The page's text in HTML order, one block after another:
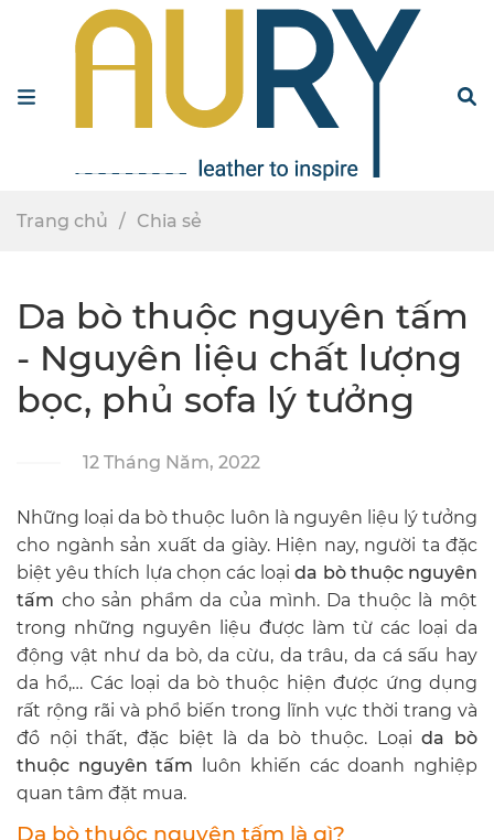
Trang chủ Chia sẻ
Da bò thuộc nguyên tấm
- Nguyên liệu chất lượng
bọc, phủ sofa lý tưởng
12 Tháng Năm, 2022
Những loại da bò thuộc luôn là nguyên liệu lý tưởng
cho ngành sản xuất da giày. Hiện nay, người ta đặc
biệt yêu thích lựa chọn các loạida bò thuộc nguyên
tấm cho sản phẩm da của mình. Da thuộc là một
trong những nguyên liệu được làm từ các loại da
động vật như da bò, da cừu, da trâu, da cá sấu hay
da hổ,… Các loại da bò thuộc hiện được ứng dụng
rất rộng rãi và phổ biến trong lĩnh vực thời trang và
đồ nội thất, đặc biệt là da bò thuộc. Loạida bò
thuộc nguyên tấm luôn khiến các doanh nghiệp
quan tâm đặt mua.
Da bò thuộc nguyên tấm là gì?